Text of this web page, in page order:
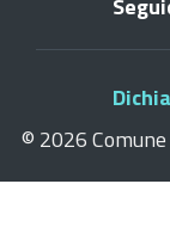
© 2026